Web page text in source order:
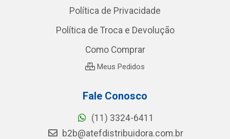
Política de Privacidade
Política de Troca e Devolução
Como Comprar
Meus Pedidos
Fale Conosco
(11) 3324-6411
b2b@atefdistribuidora.com.br